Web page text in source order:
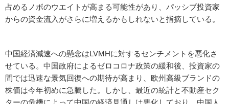
占めるノボのウエイトが高まる可能性があり、パッシブ投資家
からの資金流入がさらに増えるかもしれないと指摘している。
中国経済減速への懸念はLVMHに対するセンチメントを悪化さ
せている。中国政府によるゼロコロナ政策の緩和後、投資家の
間では迅速な景気回復への期待が高まり、欧州高級ブランドの
株価は今年初めに急騰した。しかし、最近の統計と不動産セク